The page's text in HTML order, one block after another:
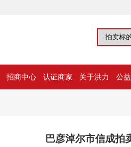
招商中心 认证商家 关于洪力 公
巴彦淖尔市信成拍